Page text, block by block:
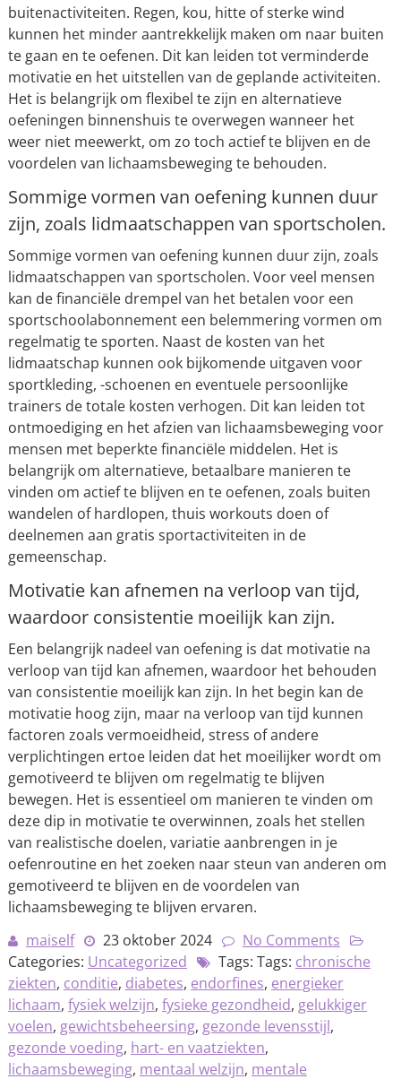
buitenactiviteiten. Regen, kou, hitte of sterke wind
kunnen het minder aantrekkelijk maken om naar buiten
te gaan en te oefenen. Dit kan leiden tot verminderde
motivatie en het uitstellen van de geplande activiteiten.
Het is belangrijk om flexibel te zijn en alternatieve
oefeningen binnenshuis te overwegen wanneer het
weer niet meewerkt, om zo toch actief te blijven en de
voordelen van lichaamsbeweging te behouden.
Sommige vormen van oefening kunnen duur
zijn, zoals lidmaatschappen van sportscholen.
Sommige vormen van oefening kunnen duur zijn, zoals
lidmaatschappen van sportscholen. Voor veel mensen
kan de financiële drempel van het betalen voor een
sportschoolabonnement een belemmering vormen om
regelmatig te sporten. Naast de kosten van het
lidmaatschap kunnen ook bijkomende uitgaven voor
sportkleding, -schoenen en eventuele persoonlijke
trainers de totale kosten verhogen. Dit kan leiden tot
ontmoediging en het afzien van lichaamsbeweging voor
mensen met beperkte financiële middelen. Het is
belangrijk om alternatieve, betaalbare manieren te
vinden om actief te blijven en te oefenen, zoals buiten
wandelen of hardlopen, thuis workouts doen of
deelnemen aan gratis sportactiviteiten in de
gemeenschap.
Motivatie kan afnemen na verloop van tijd,
waardoor consistentie moeilijk kan zijn.
Een belangrijk nadeel van oefening is dat motivatie na
verloop van tijd kan afnemen, waardoor het behouden
van consistentie moeilijk kan zijn. In het begin kan de
motivatie hoog zijn, maar na verloop van tijd kunnen
factoren zoals vermoeidheid, stress of andere
verplichtingen ertoe leiden dat het moeilijker wordt om
gemotiveerd te blijven om regelmatig te blijven
bewegen. Het is essentieel om manieren te vinden om
deze dip in motivatie te overwinnen, zoals het stellen
van realistische doelen, variatie aanbrengen in je
oefenroutine en het zoeken naar steun van anderen om
gemotiveerd te blijven en de voordelen van
lichaamsbeweging te blijven ervaren.
maiself
23 oktober 2024
No Comments
Categories: Uncategorized Tags: Tags: chronische
ziekten, conditie, diabetes, endorfines, energieker
lichaam, fysiek welzijn, fysieke gezondheid, gelukkiger
voelen, gewichtsbeheersing, gezonde levensstijl,
gezonde voeding, hart- en vaatziekten,
lichaamsbeweging, mentaal welzijn, mentale